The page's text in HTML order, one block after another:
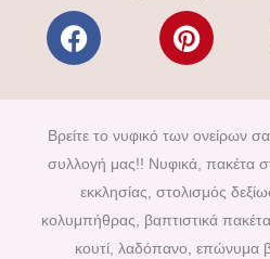
F
a
e
b
o
o
k
P
i
t
e
r
e
s
t
Βρείτε το νυφικό των ονείρων
συλλογή μας!! Νυφικά, πακέτα
εκκλησίας, στολισμός
κολυμπήθρας, βαπτιστικά
κουτί, λαδόπανο, επώνυμα